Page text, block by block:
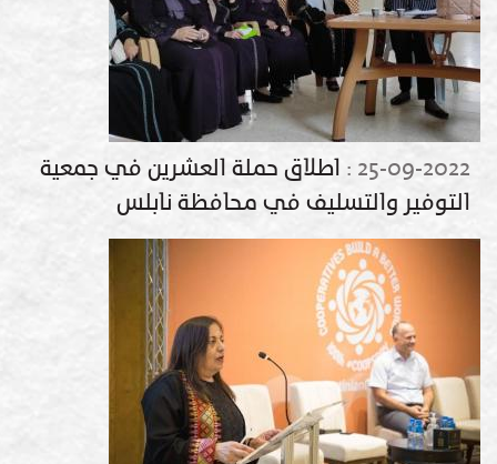
25-09-2022
: اطلاق حملة العشرين في جمعية
التوفير والتسليف في محافظة نابلس